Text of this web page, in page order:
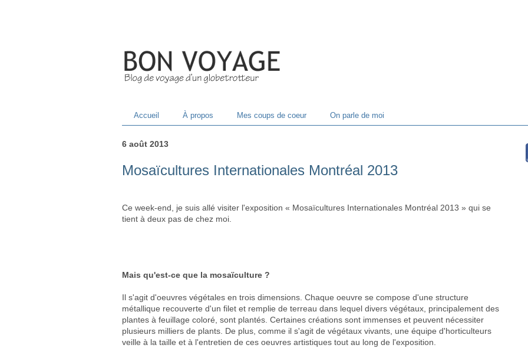
Accueil À propos Mes coups de coeur On parle de moi
6 août 2013
Mosaïcultures Internationales Montréal 2013
Ce week-end, je suis allé visiter l'exposition « Mosaïcultures Internationales Montréal 2013 » qui se
tient à deux pas de chez moi.
Mais qu'est-ce que la mosaïculture ?
Il s'agit d'oeuvres végétales en trois dimensions. Chaque oeuvre se compose d'une structure
métallique recouverte d'un filet et remplie de terreau dans lequel divers végétaux, principalement des
plantes à feuillage coloré, sont plantés. Certaines créations sont immenses et peuvent nécessiter
plusieurs milliers de plants. De plus, comme il s'agit de végétaux vivants, une équipe d'horticulteurs
veille à la taille et à l'entretien de ces oeuvres artistiques tout au long de l'exposition.